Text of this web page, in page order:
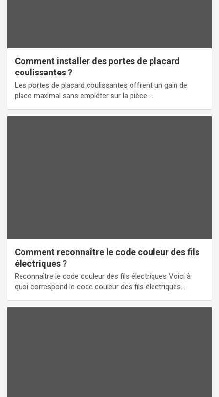
Comment installer des portes de placard
coulissantes ?
Les portes de placard coulissantes offrent un gain de
place maximal sans empiéter sur la pièce.…
Comment reconnaître le code couleur des fils
électriques ?
Reconnaître le code couleur des fils électriques Voici à
quoi correspond le code couleur des fils électriques…